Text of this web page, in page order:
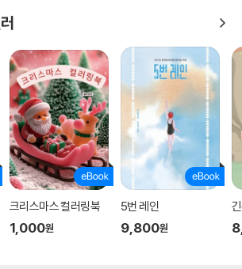
크리스마스 컬러링북
1,000원
5번 레인
9,800원